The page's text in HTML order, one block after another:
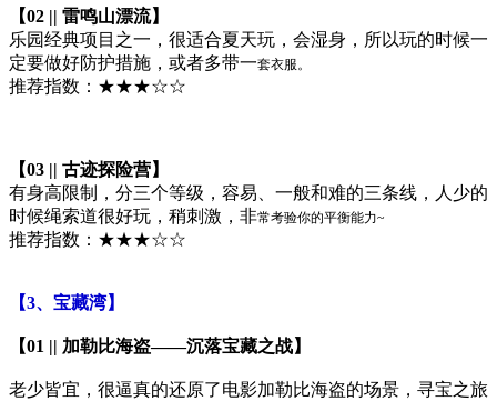
【02 || 雷鸣山漂流】
乐园经典项目之一，很适合夏天玩，会湿身，所以玩的时候一
定要做好防护措施，或者多带一套衣服。
推荐指数：★★★☆☆
【03 || 古迹探险营】
有身高限制，分三个等级，容易、一般和难的三条线，人少的
时候绳索道很好玩，稍刺激，非常考验你的平衡能力~
推荐指数：★★★☆☆
【3、宝藏湾】
【01 || 加勒比海盗——沉落宝藏之战】
老少皆宜，很逼真的还原了电影加勒比海盗的场景，寻宝之旅